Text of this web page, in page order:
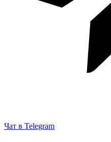
Чат в Telegram